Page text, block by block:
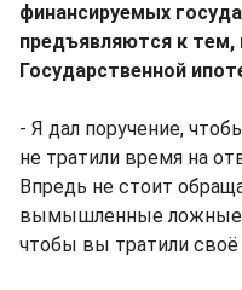
финансируемых
предъявляются к
Государственной
- Я дал поручение,
не тратили время на
Впредь не стоит
вымышленные ложные
чтобы вы тратили